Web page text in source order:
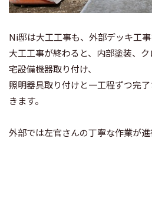
Ni邸は大工工事も、外部デッキ工事
大工工事が終わると、内部塗装、
宅設備機器取り付け、
照明器具取り付けと一工程ずつ完
きます。
外部では左官さんの丁寧な作業が進